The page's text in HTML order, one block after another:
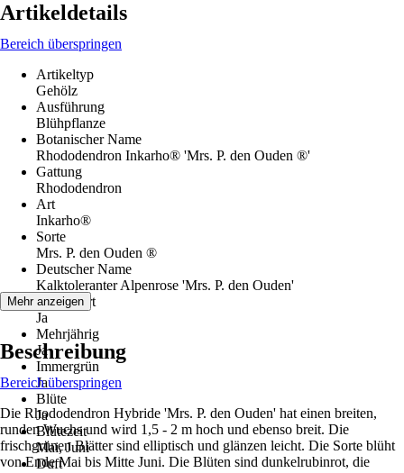
Artikeldetails
Bereich überspringen
Artikeltyp
Gehölz
Ausführung
Blühpflanze
Botanischer Name
Rhododendron Inkarho® 'Mrs. P. den Ouden ®'
Gattung
Rhododendron
Art
Inkarho®
Sorte
Mrs. P. den Ouden ®
Deutscher Name
Kalktoleranter Alpenrose 'Mrs. P. den Ouden'
Winterhart
Ja
Mehrjährig
Ja
Immergrün
Ja
Blüte
Ja
Blütezeit
Mai, Juni
Duft
Mehr anzeigen
Beschreibung
Bereich überspringen
Die Rhododendron Hybride 'Mrs. P. den Ouden' hat einen breiten,
runden Wuchs und wird 1,5 - 2 m hoch und ebenso breit. Die
frischgrünen Blätter sind elliptisch und glänzen leicht. Die Sorte blüht
von Ende Mai bis Mitte Juni. Die Blüten sind dunkelrubinrot, die